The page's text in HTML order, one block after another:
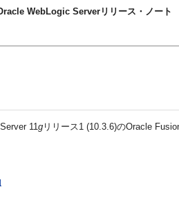
WebLogic Serverリリース・ノート
11g リリース1 (10.3.6)のOracle